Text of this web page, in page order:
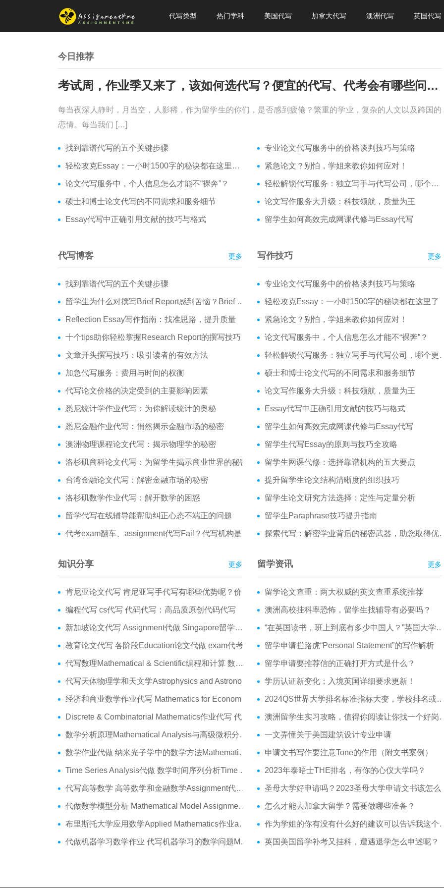
代写类型 热门学科 美国代写 加拿大代写 澳洲代写 英国代写
今日推荐
考试周，作业季又来了，该如何选代写？便宜的代写、代考会有哪些问题？
每当夜深人静时，月当空，人影稀，作为留学生的你们，是否感到疲倦？繁重的学业，复杂的人文以及跨国的
恋情。每当我们 […]
找到靠谱代写的五个关键步骤 专业论文代写服务中的价格谈判技巧与策略
轻松攻克Essay：一小时1500字的秘诀都在这里了！ 紧急论文？别怕，学姐来教你如何应对！
论文代写服务中，个人信息怎么才能不“裸奔”？ 轻松解锁代写服务：独立写手与代写公司，哪个更适合你？
硕士和博士论文代写的不同需求和服务细节 论文写作服务大升级：科技领航，质量为王
Essay代写中正确引用文献的技巧与格式 留学生如何高效完成网课代修与Essay代写
代写博客 更多
找到靠谱代写的五个关键步骤
留学生为什么对撰写Brief Report感到苦恼？Brief Report究竟是什么？
Reflection Essay写作指南：找准思路，提升质量
十个tips助你轻松掌握Research Report的撰写技巧
文章开头撰写技巧：吸引读者的有效方法
加急代写服务：费用与时间的权衡
代写论文价格的决定受到的主要影响因素
悉尼统计学作业代写：为你解读统计的奥秘
悉尼金融作业代写：悄然揭示金融市场的秘密
澳洲物理课程论文代写：揭示物理学的秘密
洛杉矶商科论文代写：为留学生揭示商业世界的秘密
台湾金融论文代写：解密金融市场的秘密
洛杉矶数学作业代写：解开数学的困惑
留学代写在线辅导能帮助纠正心态不端正的问题
代考exam翻车、assignment代写Fail？代写机构是这样应对的……
写作技巧 更多
专业论文代写服务中的价格谈判技巧与策略
轻松攻克Essay：一小时1500字的秘诀都在这里了
紧急论文？别怕，学姐来教你如何应对！
论文代写服务中，个人信息怎么才能不“裸奔”？
轻松解锁代写服务：独立写手与代写公司，哪个更适合你？
硕士和博士论文代写的不同需求和服务细节
论文写作服务大升级：科技领航，质量为王
Essay代写中正确引用文献的技巧与格式
留学生如何高效完成网课代修与Essay代写
留学生代写Essay的原则与技巧全攻略
留学生网课代修：选择靠谱机构的五大要点
提升留学生论文结构清晰度的组织技巧
留学生论文研究方法选择：定性与定量分析
留学生Paraphrase技巧提升指南
探索代写：解密学业背后的秘密武器，助您取得优异成绩！
知识分享 更多
肯尼亚论文代写 肯尼亚写手代写有哪些优势呢？价格便宜吗？
编程代写 cs代写 代码代写：高品质原创代码代写
新加坡论文代写 Assignment代做 Singapore留学生论文代写服务
教育论文代写 各阶段Education论文代做 exam代考
代写数理Mathematical & Scientific编程和计算 数学编程作业代做
代写天体物理学和天文学Astrophysics and Astronomy 天文学Assignment代做
经济和商业数学作业代写 Mathematics for Economics Business代做Online exam代考
Discrete & Combinatorial Mathematics作业代写 代写离散 组合数学Assignment代做
数学分析原理Mathematical Analysis与高级微积分代写 Assignment代做
数学作业代做 纳米光子学中的数学方法Mathematical Methods代写
Time Series Analysis代做 数学时间序列分析Time Series Analysis代写
代写高等数学 高等数学和金融数学Assignment代做 exam代考
代做数学模型分析 Mathematical Model Assignment代写
布里斯托大学应用数学Applied Mathematics作业assignment代写 Exam代考
代做机器学习数学作业 代写机器学习的数学问题Mathematics
留学资讯 更多
留学论文查重：两大权威的英文查重系统推荐
澳洲高校挂科率恐怖，留学生找辅导有必要吗？
“在英国读书，班上到底有多少中国人？”英国大学华人分布介绍
留学申请拦路虎“Personal Statement”的写作解析
留学申请要推荐信的正确打开方式是什么？
学历认证新变化；入境英国详细要求更新！
2024QS世界大学排名标准指标大变，学校排名或受影响？
澳洲留学生实习攻略，值得你阅读让你找一个好岗位的技巧
一文弄懂关于美国建筑设计专业申请
申请文书写作要注意Tone的作用（附文书案例）
2023年泰晤士THE排名，有你的心仪大学吗？
圣母大学好申请吗？2023圣母大学申请文书该怎么写？
怎么才能去加拿大留学？需要做哪些准备？
作为学姐的你有没有什么好的建议可以告诉我这个刚留学的
英国美国留学补考又挂科，遭遇退学怎么申述呢？